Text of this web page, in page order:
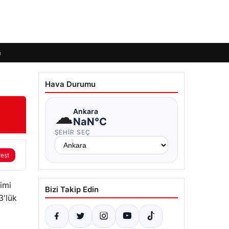
Hava Durumu
☁Ankara
NaN°C
ŞEHIR SEÇ
Bizi Takip Edin